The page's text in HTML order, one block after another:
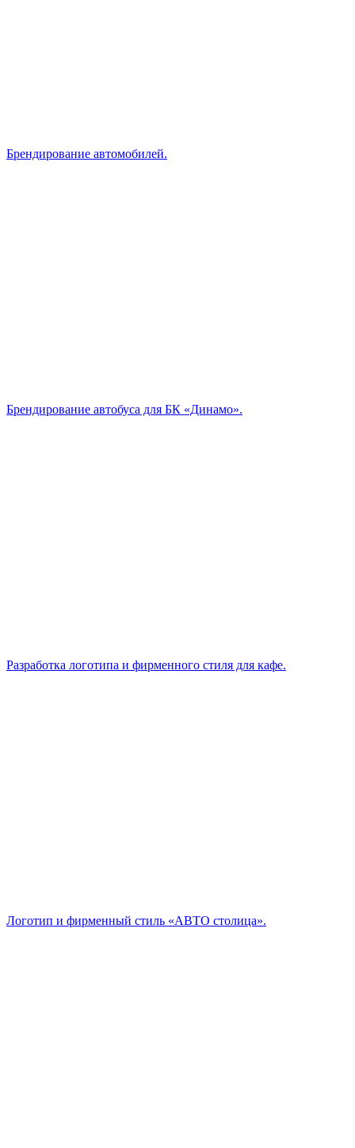
Брендирование автомобилей.
Брендирование автобуса для БК «Динамо».
Разработка логотипа и фирменного стиля для кафе.
Логотип и фирменный стиль «АВТО столица».